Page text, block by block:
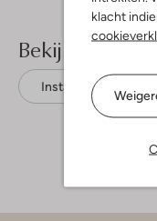
klacht
Bekijk meer
Instappers